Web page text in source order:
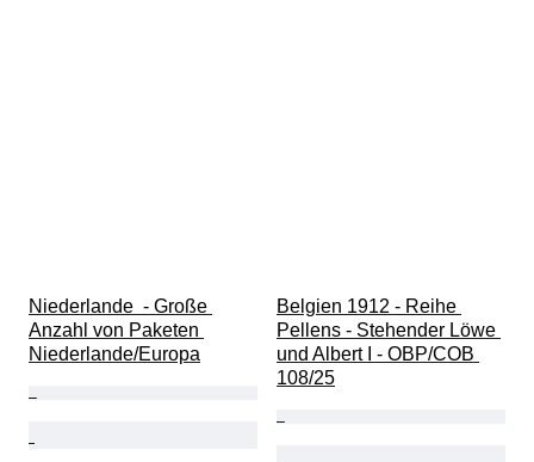
Niederlande  - Große
Anzahl von Paketen
Niederlande/Europa
Belgien 1912 - Reihe
Pellens - Stehender Löwe
und Albert I - OBP/COB
108/25